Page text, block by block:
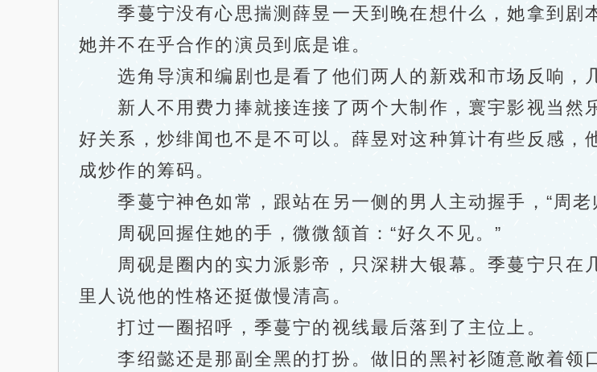
季蔓宁没有心思揣测薛昱一天到晚在想什么，她拿到剧
她并不在乎合作的演员到底是谁。
选角导演和编剧也是看了他们两人的新戏和市场反响，
新人不用费力捧就接连接了两个大制作，寰宇影视当然
好关系，炒绯闻也不是不可以。薛昱对这种算计有些反感
成炒作的筹码。
季蔓宁神色如常，跟站在另一侧的男人主动握手，“周老
周砚回握住她的手，微微颔首：“好久不见。”
周砚是圈内的实力派影帝，只深耕大银幕。季蔓宁只在
里人说他的性格还挺傲慢清高。
打过一圈招呼，季蔓宁的视线最后落到了主位上。
李绍懿还是那副全黑的打扮。做旧的黑衬衫随意敞着领